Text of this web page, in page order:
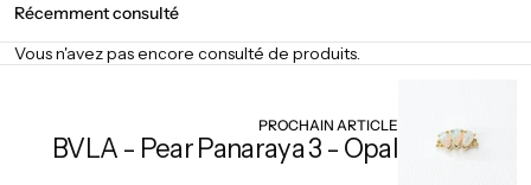
Récemment consulté
Vous n'avez pas encore consulté de produits.
PROCHAIN ARTICLE
BVLA - Pear Panaraya 3 - Opal